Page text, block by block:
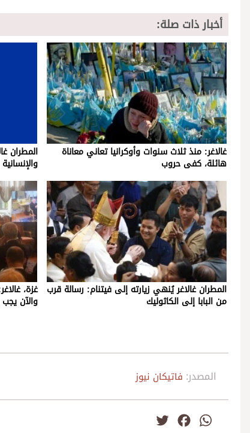
أخبار ذات صلة:
غالاغر: منذ ثلاث سنوات وأوكرانيا تعاني معاناة
هائلة، كفى حروب
المطران غالاغر يُنهي زيارته إلى فيتنام: رسالة قرب
من البابا إلى الكاثوليك
المطران
والإنسانية
غزة،
والآن
المصدر: فاتيكان نيوز
WhatsApp
Facebook